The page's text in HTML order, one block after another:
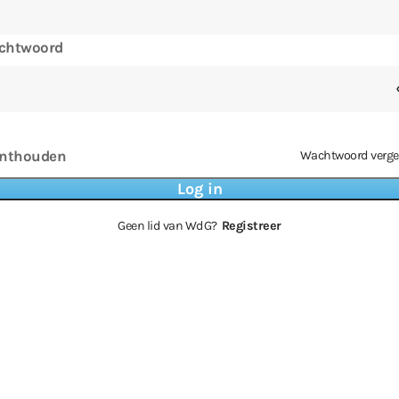
Wachtwoord
Geen lid van WdG? Registreer